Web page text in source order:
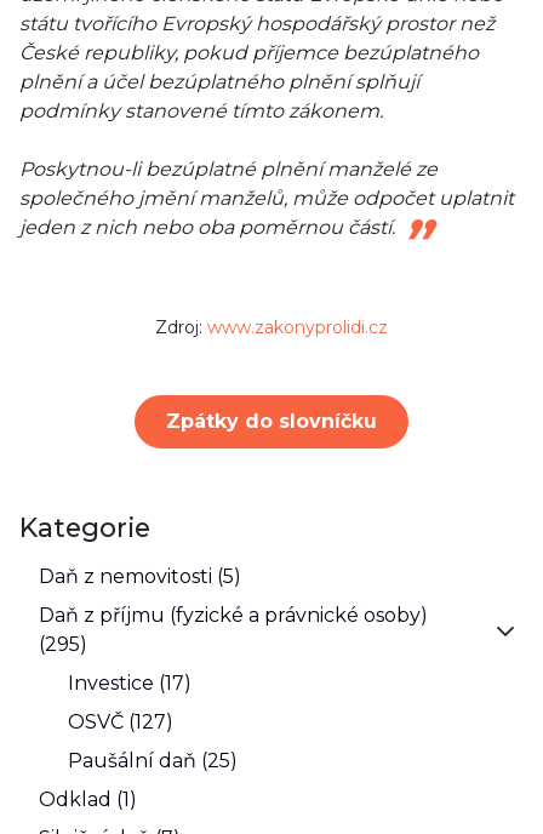
státu tvořícího Evropský hospodářský prostor než
České republiky, pokud příjemce bezúplatného
plnění a účel bezúplatného plnění splňují
podmínky stanovené tímto zákonem.
Poskytnou-li bezúplatné plnění manželé ze
společného jmění manželů, může odpočet uplatnit
jeden z nich nebo oba poměrnou částí.
Zdroj: www.zakonyprolidi.cz
Zpátky do slovníčku
Kategorie
Daň z nemovitosti (5)
Daň z příjmu (fyzické a právnické osoby)
(295)
Investice (17)
OSVČ (127)
Paušální daň (25)
Odklad (1)